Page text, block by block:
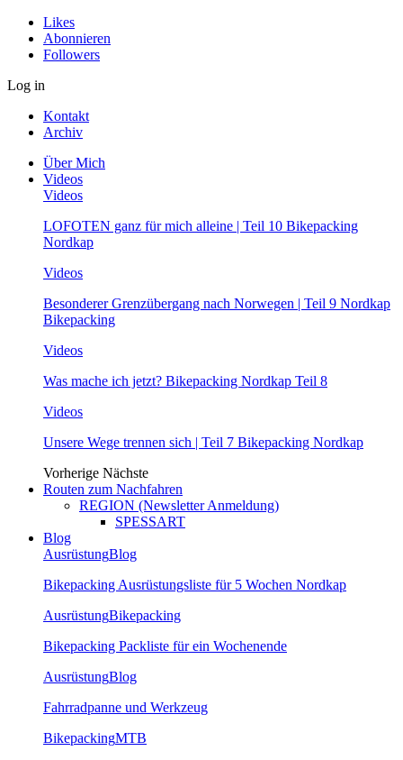
Likes
Abonnieren
Followers
Log in
Kontakt
Archiv
Über Mich
Videos
Videos
LOFOTEN ganz für mich alleine | Teil 10 Bikepacking
Nordkap
Videos
Besonderer Grenzübergang nach Norwegen | Teil 9 Nordkap
Bikepacking
Videos
Was mache ich jetzt? Bikepacking Nordkap Teil 8
Videos
Unsere Wege trennen sich | Teil 7 Bikepacking Nordkap
Vorherige Nächste
Routen zum Nachfahren
REGION (Newsletter Anmeldung)
SPESSART
Blog
AusrüstungBlog
Bikepacking Ausrüstungsliste für 5 Wochen Nordkap
AusrüstungBikepacking
Bikepacking Packliste für ein Wochenende
AusrüstungBlog
Fahrradpanne und Werkzeug
BikepackingMTB